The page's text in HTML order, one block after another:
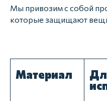
Мы привозим с собой
которые защищают вещи
Материал